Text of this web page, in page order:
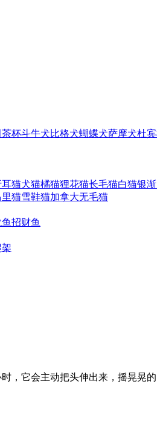
茶杯斗牛犬比格犬蝴蝶犬萨摩犬杜宾
耳猫犬猫橘猫狸花猫长毛猫白猫银
猫雪鞋猫加拿大无毛猫
招财鱼
，它会主动把头伸出来，摇晃晃的